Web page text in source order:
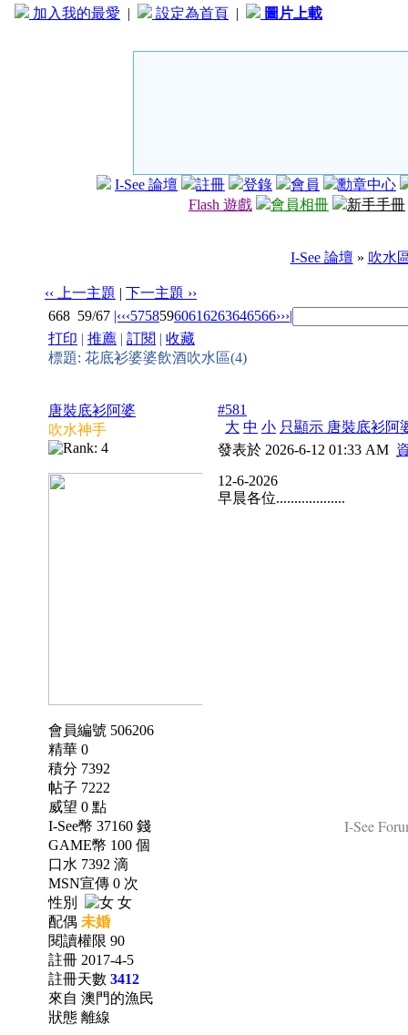
加入我的最愛 | 設定為首頁 | 圖片上載
I-See 論壇 註冊 登錄 會員
勳章中心
Flash 遊戲
會員相冊 新手手冊
I-See 論壇 » 吹水
‹‹ 上一主題 | 下一主題 ››
668 59/67 |‹‹‹57585960616263646566›››|
打印 | 推薦 | 訂閱 | 收藏
標題: 花底衫婆婆飲酒吹水區(4)
唐裝底衫阿婆
吹水神手
會員編號 506206
精華 0
積分 7392
帖子 7222
威望 0 點
I-See幣 37160 錢
GAME幣 100 個
口水 7392 滴
MSN宣傳 0 次
性別
女
配偶 未婚
閱讀權限 90
註冊 2017-4-5
註冊天數 3412
來自 澳門的漁民
狀態 離線
#581
大 中 小 只顯示 唐裝底衫阿
發表於 2026-6-12 01:33 AM
12-6-2026
早晨各位...................
I-See